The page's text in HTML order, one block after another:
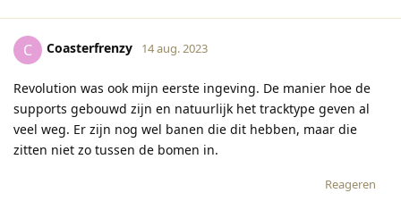
C Coasterfrenzy 14 aug. 2023
Revolution was ook mijn eerste ingeving. De manier hoe de
supports gebouwd zijn en natuurlijk het tracktype geven al
veel weg. Er zijn nog wel banen die dit hebben, maar die
zitten niet zo tussen de bomen in.
Reageren